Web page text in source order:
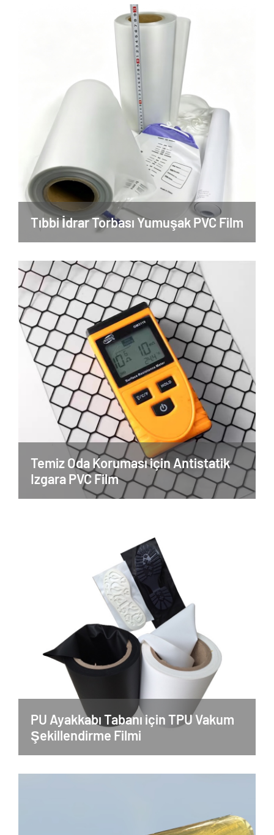
Tıbbi İdrar Torbası Yumuşak PVC Film
Temiz Oda Koruması için Antistatik
Izgara PVC Film
PU Ayakkabı Tabanı için TPU Vakum
Şekillendirme Filmi